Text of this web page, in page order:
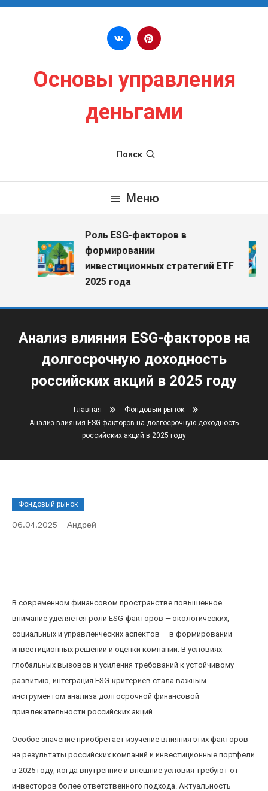
Перейти к содержимому
Основы управления
деньгами
Поиск
Меню
Роль ESG-факторов в
формировании
инвестиционных стратегий ETF
2025 года
Анализ влияния ESG-факторов на
долгосрочную доходность
российских акций в 2025 году
Главная
Фондовый рынок
Анализ влияния ESG-факторов на долгосрочную доходность
российских акций в 2025 году
Фондовый рынок
06.04.2025 Андрей
В современном финансовом пространстве повышенное
внимание уделяется роли ESG-факторов — экологических,
социальных и управленческих аспектов — в формировании
инвестиционных решений и оценки компаний. В условиях
глобальных вызовов и усиления требований к устойчивому
развитию, интеграция ESG-критериев стала важным
инструментом анализа долгосрочной финансовой
привлекательности российских акций.
Особое значение приобретает изучение влияния этих факторов
на результаты российских компаний и инвестиционные портфели
в 2025 году, когда внутренние и внешние условия требуют от
инвесторов более ответственного подхода. Актуальность